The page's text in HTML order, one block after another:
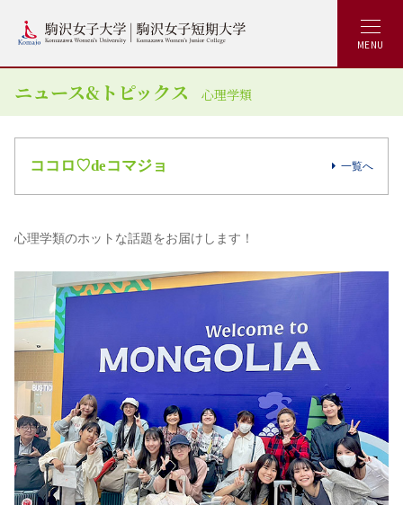
MENU
ニュース&トピックス 心理学類
ココロ♡deコマジョ 一覧へ
心理学類のホットな話題をお届けします！